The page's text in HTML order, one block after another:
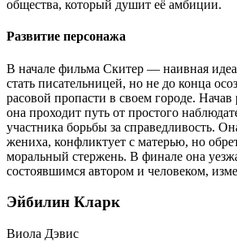
общества, который душит её амбиции.
Развитие персонажа
В начале фильма Скитер — наивная
стать писательницей, но не до конца
расовой пропасти в своем городе. Начав
она проходит путь от простого
участника борьбы за справедливость.
жениха, конфликтует с матерью, но
моральный стержень. В финале она
состоявшимся автором и человеком,
Эйбилин Кларк
Виола Дэвис